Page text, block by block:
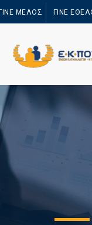
ΜΕΛΟΣ ΓΙΝΕ